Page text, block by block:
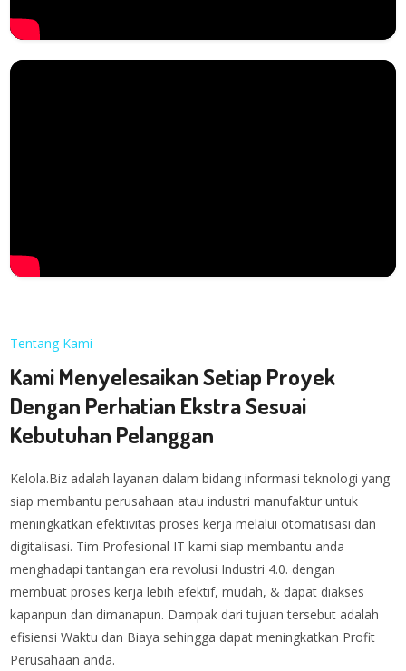
Tentang Kami
Kami Menyelesaikan Setiap Proyek
Dengan Perhatian Ekstra Sesuai
Kebutuhan Pelanggan
Kelola.Biz adalah layanan dalam bidang informasi teknologi yang
siap membantu perusahaan atau industri manufaktur untuk
meningkatkan efektivitas proses kerja melalui otomatisasi dan
digitalisasi. Tim Profesional IT kami siap membantu anda
menghadapi tantangan era revolusi Industri 4.0. dengan
membuat proses kerja lebih efektif, mudah, & dapat diakses
kapanpun dan dimanapun. Dampak dari tujuan tersebut adalah
efisiensi Waktu dan Biaya sehingga dapat meningkatkan Profit
Perusahaan anda.